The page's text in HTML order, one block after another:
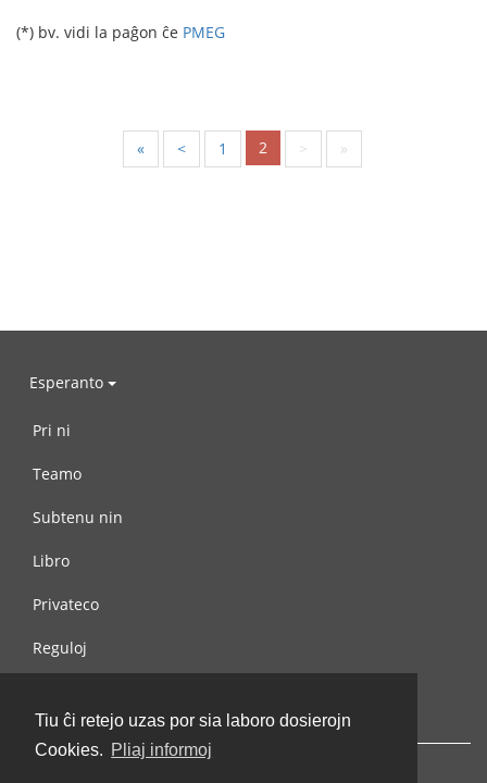
Tiu ĉi retejo uzas por sia laboro dosierojn
Cookies. Pliaj informoj
(*) bv. vidi la paĝon ĉe PMEG
« < 1 2 > »
Esperanto
Pri ni
Teamo
Subtenu nin
Libro
Privateco
Reguloj